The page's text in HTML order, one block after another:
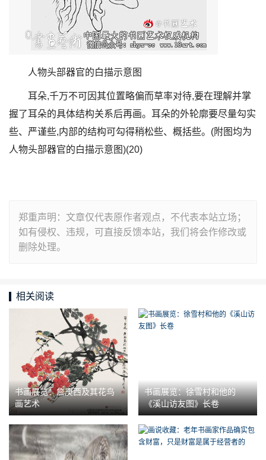
人物头部器官的白描示意图
耳朵,千万不可因其位置略偏而草率对待,要在理解并掌
握了耳朵的具体结构关系后再画。耳朵的外轮廓要尽量勾实
些、严谨些,内部的结构可勾得稍松些、概括些。(附图均为
人物头部器官的白描示意图)(20)
郑重声明：文章仅代表原作者观点，不代表本站立场；
如有侵权、违规，可直接反馈本站，我们将会作修改或
删除处理。
相关阅读
书画展览：詹庚西及其花鸟
画艺术
书画展览：徐雪村和他的
《溪山访友图》长卷